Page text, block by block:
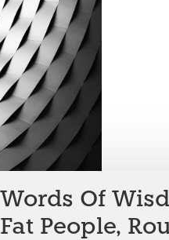
Words Of
Fat People,